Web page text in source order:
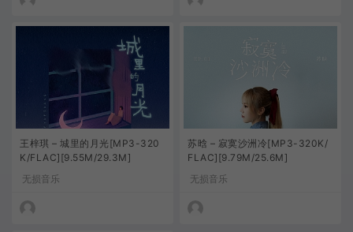
王梓琪 – 城里的月光[MP3-320
K/FLAC][9.55M/29.3M]
无损音乐
苏晗 – 寂寞沙洲冷[MP3-320K/
FLAC][9.79M/25.6M]
无损音乐